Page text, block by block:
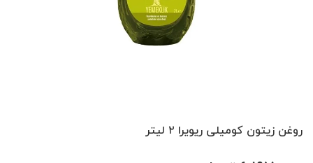
روغن زیتون کومیلی ریویرا ۲ لیتر